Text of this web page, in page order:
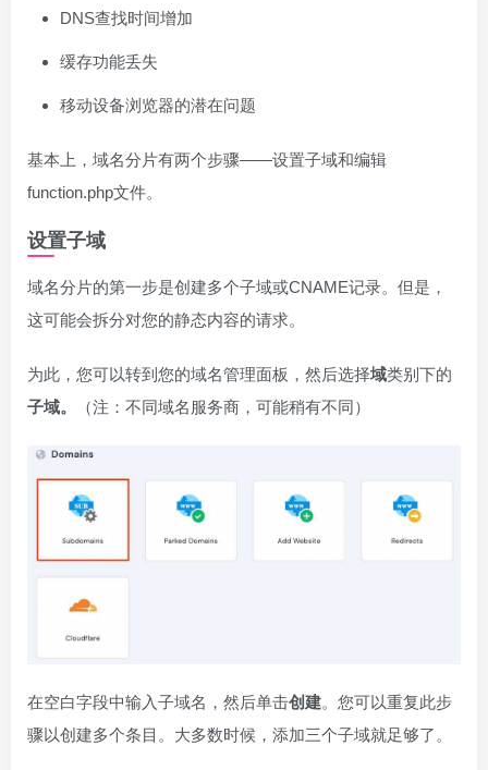
DNS查找时间增加
缓存功能丢失
移动设备浏览器的潜在问题
基本上，域名分片有两个步骤——设置子域和编辑
function.php文件。
设置子域
域名分片的第一步是创建多个子域或CNAME记录。但是，
这可能会拆分对您的静态内容的请求。
为此，您可以转到您的域名管理面板，然后选择域类别下的
子域。
（注：不同域名服务商，可能稍有不同）
在空白字段中输入子域名，然后单击创建。您可以重复此步
骤以创建多个条目。大多数时候，添加三个子域就足够了。